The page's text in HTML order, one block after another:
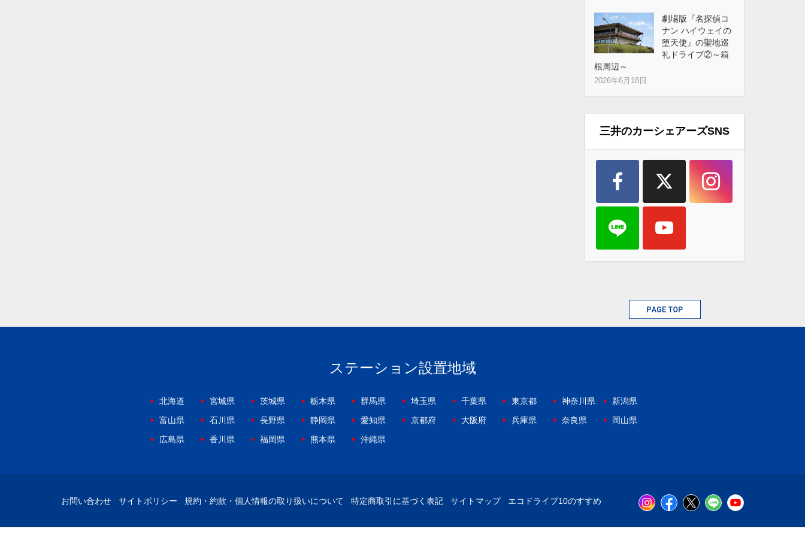
劇場版『名探偵コ
ナン ハイウェイの
堕天使』の聖地巡
礼ドライブ②～箱
根周辺～
2026年6月18日
三井のカーシェアーズSNS
ステーション設置地域
北海道 宮城県 茨城県 栃木県 群馬県 埼玉県 千葉県 東京都 神奈川県
新潟県
富山県
石川県 長野県 静岡県 愛知県 京都府 大阪府 兵庫県 奈良県
岡山県
広島県
香川県 福岡県 熊本県 沖縄県
お問い合わせ サイトポリシー 規約・約款・個人情報の取り扱いについて 特定商取引に基づく表記 サイトマップ エコドライブ10のすすめ